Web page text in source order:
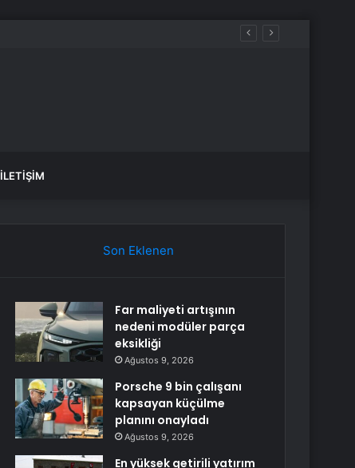
İLETIŞIM
Son Eklenen
Far maliyeti artışının
nedeni modüler parça
eksikliği
Ağustos 9, 2026
Porsche 9 bin çalışanı
kapsayan küçülme
planını onayladı
Ağustos 9, 2026
En yüksek getirili yatırım